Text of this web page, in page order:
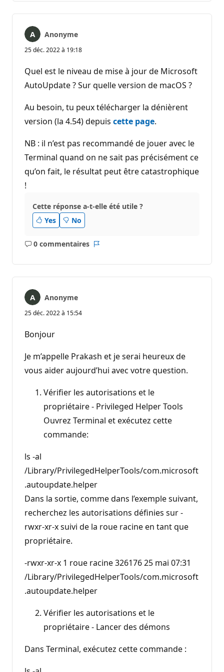
Anonyme
25 déc. 2022 à 19:18
Quel est le niveau de mise à jour de Microsoft
AutoUpdate ? Sur quelle version de macOS ?
Au besoin, tu peux télécharger la dénièrent
version (la 4.54) depuis cette page.
NB : il n’est pas recommandé de jouer avec le
Terminal quand on ne sait pas précisément ce
qu’on fait, le résultat peut être catastrophique
!
Cette réponse a-t-elle été utile ?
Yes
No
0 commentaires
Aucun
Anonyme
25 déc. 2022 à 15:54
Bonjour
Je m’appelle Prakash et je serai heureux de
vous aider aujourd’hui avec votre question.
Vérifier les autorisations et le
propriétaire - Privileged Helper Tools
Ouvrez Terminal et exécutez cette
commande:
ls -al
/Library/PrivilegedHelperTools/com.microsoft
.autoupdate.helper
Dans la sortie, comme dans l’exemple suivant,
recherchez les autorisations définies sur -
rwxr-xr-x suivi de la roue racine en tant que
propriétaire.
-rwxr-xr-x 1 roue racine 326176 25 mai 07:31
/Library/PrivilegedHelperTools/com.microsoft
.autoupdate.helper
Vérifier les autorisations et le
propriétaire - Lancer des démons
Dans Terminal, exécutez cette commande :